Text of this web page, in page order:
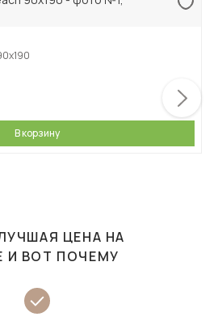
В корзину
ЦЕНА НА
И ВОТ ПОЧЕМУ